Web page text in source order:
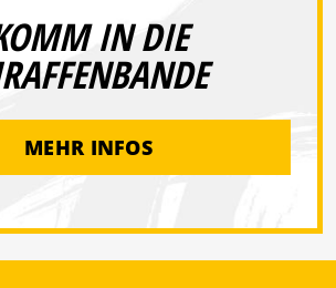
IN DIE
MEHR INFOS